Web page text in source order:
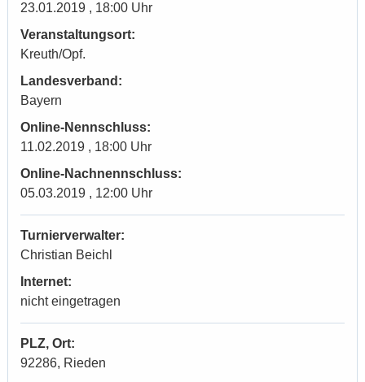
23.01.2019 , 18:00 Uhr
Veranstaltungsort:
Kreuth/Opf.
Landesverband:
Bayern
Online-Nennschluss:
11.02.2019 , 18:00 Uhr
Online-Nachnennschluss:
05.03.2019 , 12:00 Uhr
Turnierverwalter:
Christian Beichl
Internet:
nicht eingetragen
PLZ, Ort:
92286, Rieden